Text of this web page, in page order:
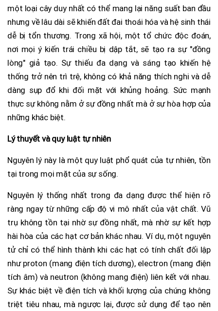
một loại cây duy nhất có thể mang lại năng suất ban đầu
nhưng về lâu dài sẽ khiến đất đai thoái hóa và hệ sinh thái
dễ bị tổn thương. Trong xã hội, một tổ chức độc đoán,
nơi mọi ý kiến trái chiều bị dập tắt, sẽ tạo ra sự "đồng
lòng" giả tạo. Sự thiếu đa dạng và sáng tạo khiến hệ
thống trở nên trì trệ, không có khả năng thích nghi và dễ
dàng sụp đổ khi đối mặt với khủng hoảng. Sức mạnh
thực sự không nằm ở sự đồng nhất mà ở sự hòa hợp của
những khác biệt.
Lý thuyết và quy luật tự nhiên
Nguyên lý này là một quy luật phổ quát của tự nhiên, tồn
tại trong mọi mặt của sự sống.
Nguyên lý thống nhất trong đa dạng được thể hiện rõ
ràng ngay từ những cấp độ vi mô nhất của vật chất. Vũ
trụ không tồn tại nhờ sự đồng nhất, mà nhờ sự kết hợp
hài hòa của các hạt cơ bản khác nhau. Ví dụ, một nguyên
tử chỉ có thể hình thành khi các hạt có tính chất đối lập
như proton (mang điện tích dương), electron (mang điện
tích âm) và neutron (không mang điện) liên kết với nhau.
Sự khác biệt về điện tích và khối lượng của chúng không
triệt tiêu nhau, mà ngược lại, được sử dụng để tạo nên